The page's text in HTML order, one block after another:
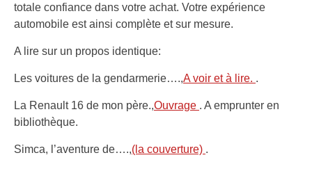
totale confiance dans votre achat. Votre expérience
automobile est ainsi complète et sur mesure.
A lire sur un propos identique:
Les voitures de la gendarmerie….,A voir et à lire. .
La Renault 16 de mon père.,Ouvrage . A emprunter en
bibliothèque.
Simca, l’aventure de….,(la couverture) .